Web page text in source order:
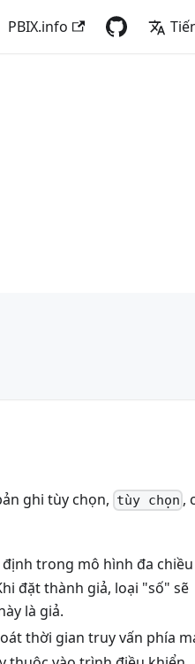
PBIX.info
ghi tùy chọn, tùy chọn ,
trong mô hình đa chiều
đặt thành giả, loại "số" sẽ
là giả.
thời gian truy vấn phía